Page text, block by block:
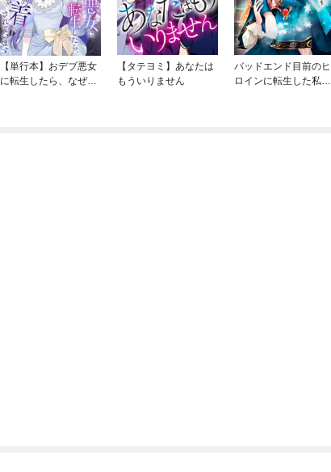
【単行本】おデブ悪女
に転生したら、なぜか
【タテヨミ】あなたは
もういりません
バッドエンド目前のヒ
ロインに転生した私、